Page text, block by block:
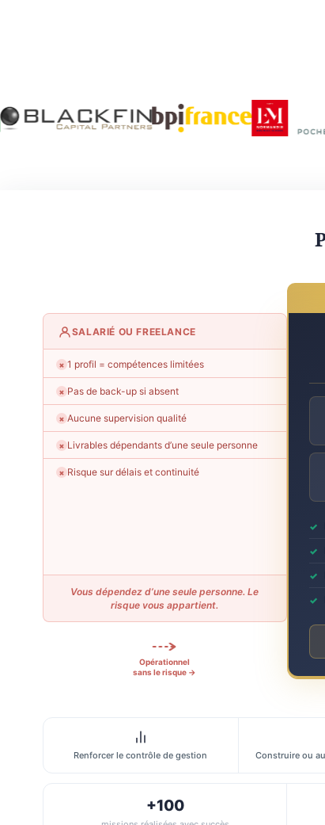
SALARIÉ OU FREELANCE
✗ 1 profil = compétences limitées
✗ Pas de back-up si absent
✗ Aucune supervision qualité
✗ Livrables dépendants d’une seule personne
✗ Risque sur délais et continuité
Vous dépendez d’une seule personne. Le
risque vous appartient.
Opérationnel
sans le risque →
Renforcer le contrôle de gestion Construire ou
+100